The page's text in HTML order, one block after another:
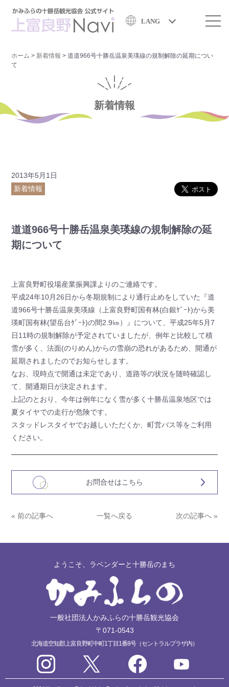
LANG
ホーム > 新着情報 >道道966号十勝岳温泉美瑛線の規制解除の延期につい
て
新着情報
2013年5月1日
新着情報
道道966号十勝岳温泉美瑛線の規制解除の延
期について
上富良野町役場産業振興課よりのご連絡です。
平成24年10月26日から冬期規制により通行止めをしていた『道
道966号十勝岳温泉美瑛線（上富良野町国有林(白銀ｹﾞｰﾄ)から美
瑛町国有林(望岳台ｹﾞｰﾄ)の間2.9㎞）』について、平成25年5月7
日11時の規制解除が予定されていましたが、例年と比較して積
雪が多く、法面(のりめん)からの雪崩の恐れがあるため、開通が
延期されましたのでお知らせします。
なお、現時点で開通は未定であり、道路等の状況を随時確認し
て、開通期日が決定されます。
上記のとおり、今年は例年になく雪が多く十勝岳温泉地区では
夏タイヤでの走行が危険です。
スタッドレスタイヤでお越しいただくか、町営バス等をご利用
ください。
お問合せはこちら
« 前の記事へ 一覧へ戻る 次の記事へ »
ようこそ、ラベンダーと十勝岳のまち
一般社団法人かみふらの十勝岳観光協会
〒071-0543
北海道空知郡上富良野町中町1丁目1番8号（セントラルプラザ内）